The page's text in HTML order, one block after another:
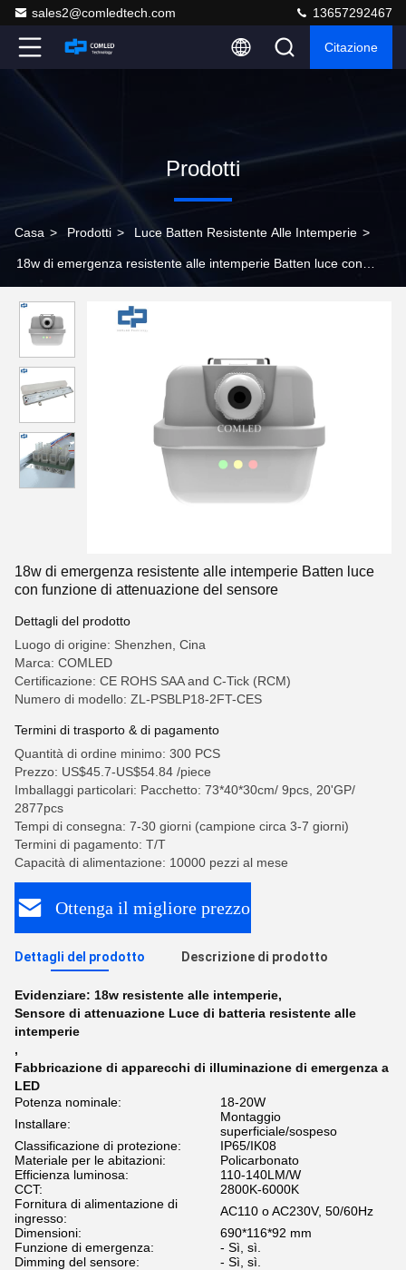
sales2@comledtech.com 13657292467
Citazione
Prodotti
Casa > Prodotti > Luce Batten Resistente Alle Intemperie >
18w di emergenza resistente alle intemperie Batten luce con
18w di emergenza resistente alle intemperie Batten luce
con funzione di attenuazione del sensore
Dettagli del prodotto
Luogo di origine: Shenzhen, Cina
Marca: COMLED
Certificazione: CE ROHS SAA and C-Tick (RCM)
Numero di modello: ZL-PSBLP18-2FT-CES
Termini di trasporto & di pagamento
Quantità di ordine minimo: 300 PCS
Prezzo: US$45.7-US$54.84 /piece
Imballaggi particolari: Pacchetto: 73*40*30cm/ 9pcs, 20'GP/
2877pcs
Tempi di consegna: 7-30 giorni (campione circa 3-7 giorni)
Termini di pagamento: T/T
Capacità di alimentazione: 10000 pezzi al mese
Ottenga il migliore prezzo
Dettagli del prodotto Descrizione di prodotto
Evidenziare: 18w resistente alle intemperie,
Sensore di attenuazione Luce di batteria resistente alle
intemperie
,
Fabbricazione di apparecchi di illuminazione di emergenza a
LED
Potenza nominale:
18-20W
Installare:
Montaggio
superficiale/sospeso
Classificazione di protezione:
IP65/IK08
Materiale per le abitazioni:
Policarbonato
Efficienza luminosa:
110-140LM/W
CCT:
2800K-6000K
Fornitura di alimentazione di
ingresso:
AC110 o AC230V, 50/60Hz
Dimensioni:
690*116*92 mm
Funzione di emergenza:
- Sì, sì.
Dimming del sensore:
- Sì, sì.